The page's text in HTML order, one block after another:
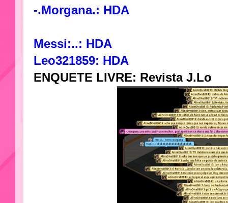
-.Morgana.: HDA
Messi:..: HDA
Leo321859: HDA
ENQUETE LIVRE: Revista J.Lo